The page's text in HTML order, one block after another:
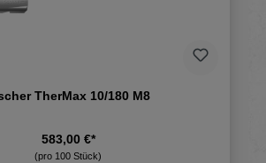
TherMax 10/180 M8
583,00 €*
(pro 100 Stück)